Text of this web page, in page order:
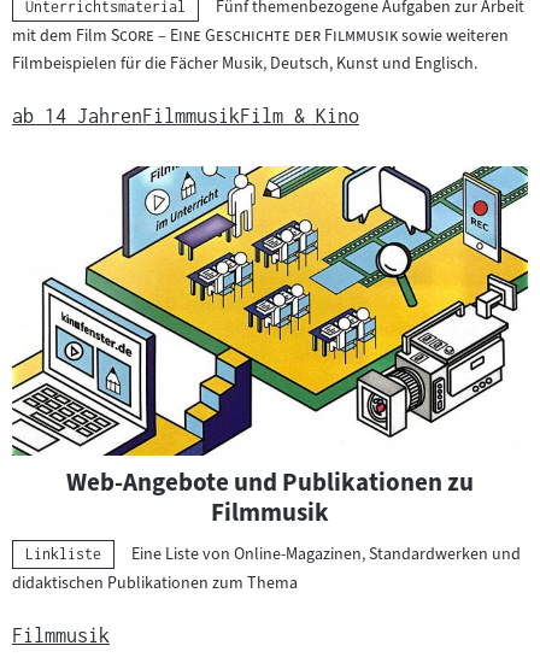
e
r
i
a
t
e
r
i
a
Kategorie:
Unterrichtsmaterial
Fünf themenbezogene Aufgaben zur Arbeit
mit dem Film "
Score – Eine Geschichte der Filmmusik"sowie weiteren
Filmbeispielen für die Fächer Musik, Deutsch, Kunst und Englisch.
ab 14 JahrenFilmmusikFilm & Kino
Web-Angebote und Publikationen zu
Filmmusik
Kategorie:
Linkliste
Eine Liste von Online-Magazinen, Standardwerken und
didaktischen Publikationen zum Thema
Filmmusik